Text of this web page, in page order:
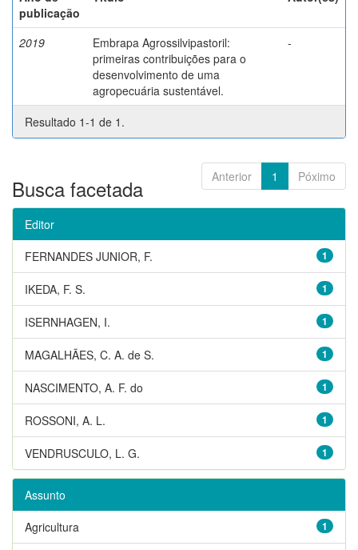
publicação
2019
Embrapa Agrossilvipastoril:
primeiras contribuições para o
desenvolvimento de uma
agropecuária sustentável.
-
Resultado 1-1 de 1.
Anterior 1 Póximo
Busca facetada
Editor
1
FERNANDES JUNIOR, F.
1
IKEDA, F. S.
1
ISERNHAGEN, I.
1
MAGALHÃES, C. A. de S.
1
NASCIMENTO, A. F. do
1
ROSSONI, A. L.
1
VENDRUSCULO, L. G.
Assunto
1
Agricultura